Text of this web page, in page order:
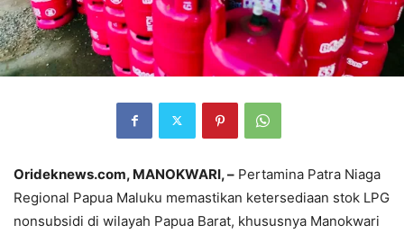
Orideknews.com, MANOKWARI, – Pertamina Patra Niaga
Regional Papua Maluku memastikan ketersediaan stok LPG
nonsubsidi di wilayah Papua Barat, khususnya Manokwari